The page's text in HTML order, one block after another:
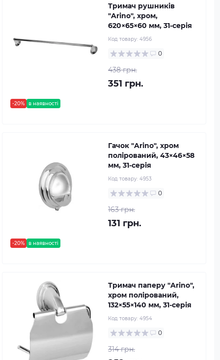
-20% в наявності
Тримач рушників
"Arino", хром,
620×65×60 мм, 31-серія
Код товару: 4956
0
438 грн.
351 грн.
-20% в наявності
Гачок "Arino", хром
полірований, 43×46×58
мм, 31-серія
Код товару: 4953
0
163 грн.
131 грн.
Тримач паперу "Arino",
хром полірований,
132×55×140 мм, 31-серія
Код товару: 4954
0
314 грн.